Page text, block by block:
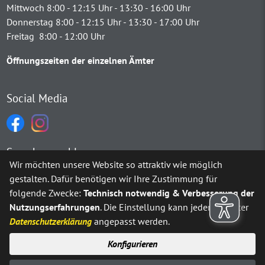
Mittwoch 8:00 - 12:15 Uhr - 13:30 - 16:00 Uhr
Donnerstag 8:00 - 12:15 Uhr - 13:30 - 17:00 Uhr
Freitag 8:00 - 12:00 Uhr
Öffnungszeiten der einzelnen Ämter
Social Media
Sprachauswahl
Möchten Sie vonGoogle Translate bereitgestellte externe
Ja Immer
Wir möchten unsere Website so attraktiv wie möglich
gestalten. Dafür benötigen wir Ihre Zustimmung für
folgende Zwecke:Technisch notwendig & Verbesserung der
Nutzungserfahrungen. Die Einstellung kann jederzeit unter
Datenschutzerklärung angepasst werden.
Konfigurieren